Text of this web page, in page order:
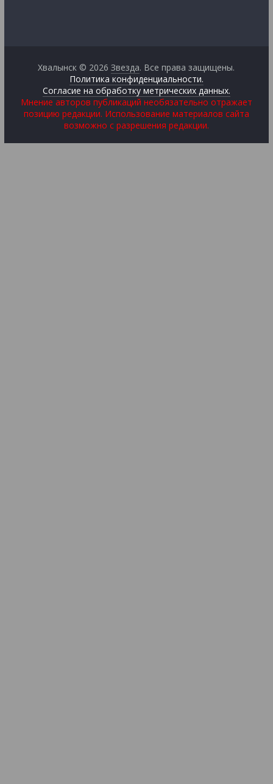
Хвалынск © 2026Звезда. Все права защищены.
Политика конфиденциальности.
Согласие на обработку метрических данных.
Мнение авторов публикаций необязательно отражает
позицию редакции. Использование материалов сайта
возможно с разрешения редакции.